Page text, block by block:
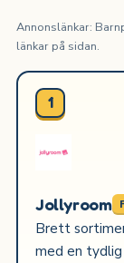
Annonslänkar:
länkar på sidan.
1
Jollyroom
Brett
med en